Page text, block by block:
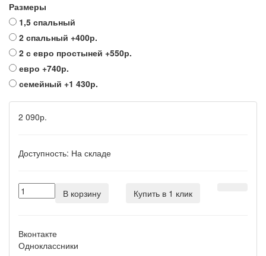
Размеры
1,5 спальный
2 спальный +400р.
2 с евро простыней +550р.
евро +740р.
семейный +1 430р.
2 090р.
Доступность: На складе
В корзину Купить в 1 клик
Вконтакте
Одноклассники